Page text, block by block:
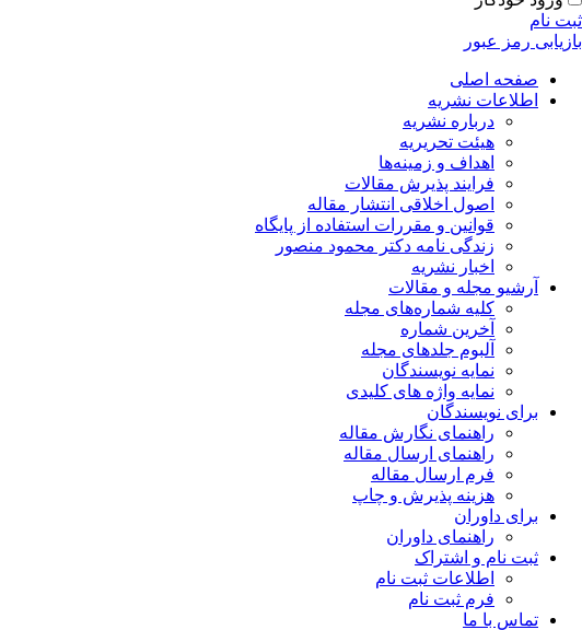
ثبت نام
بازیابی رمز عبور
صفحه اصلی
اطلاعات نشریه
درباره نشریه
هیئت تحریریه
اهداف و زمینه‌ها
فرایند پذیرش مقالات
اصول اخلاقی انتشار مقاله
قوانین و مقررات استفاده از پایگاه
زندگی نامه دکتر محمود منصور
اخبار نشریه
آرشیو مجله و مقالات
کلیه شماره‌های مجله
آخرین شماره
آلبوم جلدهای مجله
نمایه نویسندگان
نمایه واژه های کلیدی
برای نویسندگان
راهنمای نگارش مقاله
راهنمای ارسال مقاله
فرم ارسال مقاله
هزینه پذیرش و چاپ
برای داوران
راهنمای داوران
ثبت نام و اشتراک
اطلاعات ثبت نام
فرم ثبت نام
تماس با ما